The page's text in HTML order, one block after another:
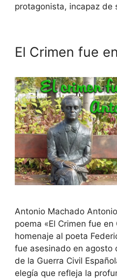
protagonista, incapaz de
El Crimen fue
Antonio Machado
poema «El Crimen fue
homenaje al poeta
fue asesinado en agosto
de la Guerra Civil
elegía que refleja la